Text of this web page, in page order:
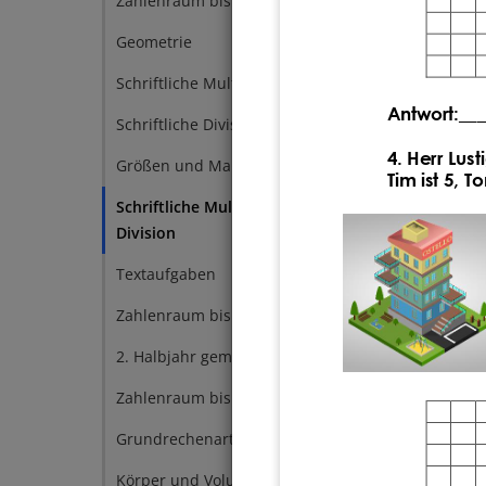
4. Herr
Tim ist 5,
Geometrie
Schriftliche Multiplikation
Schriftliche Division
Größen und Maßeinheiten
Schriftliche Multiplikation und
Division
Textaufgaben
9
Zahlenraum bis 1000
2. Halbjahr gemischt
Zahlenraum bis 10000
Grundrechenarten
Körper und Volumen